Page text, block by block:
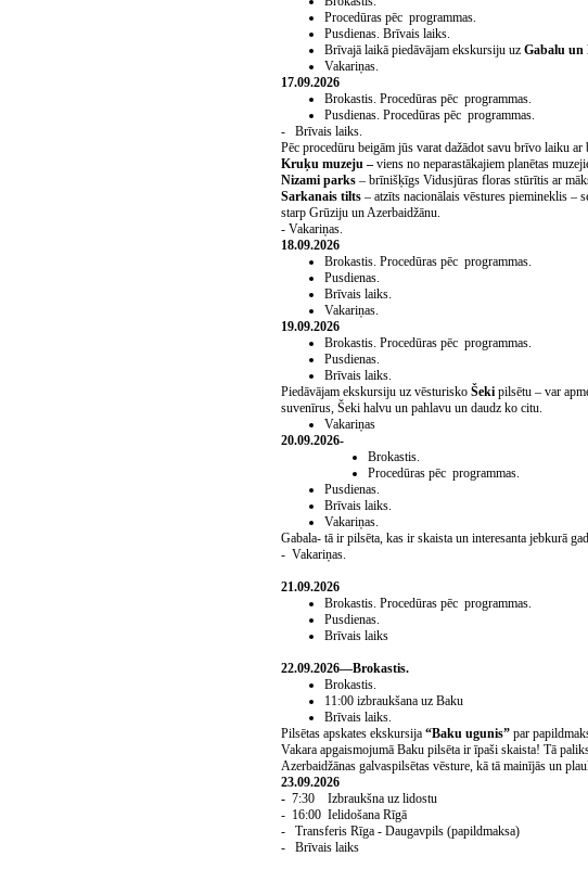
Procedūras pēc programmas.
Pusdienas. Brīvais laiks.
Brīvajā laikā piedāvājam ekskursiju uz Gabalu un
Vakariņas.
17.09.2026
Brokastis. Procedūras pēc programmas.
Pusdienas. Procedūras pēc programmas.
- Brīvais laiks.
Pēc procedūru beigām jūs varat dažādot savu brīvo laiku
Kruķu muzeju – viens no neparastākajiem planētas
Nizami parks – brīnišķīgs Vidusjūras floras stūrītis ar
Sarkanais tilts – atzīts nacionālais vēstures piemineklis –
starp Grūziju un Azerbaidžānu.
- Vakariņas.
18.09.2026
Brokastis. Procedūras pēc programmas.
Pusdienas.
Brīvais laiks.
Vakariņas.
19.09.2026
Brokastis. Procedūras pēc programmas.
Pusdienas.
Brīvais laiks.
Piedāvājam ekskursiju uz vēsturisko Šeki pilsētu – var
suvenīrus, Šeki halvu un pahlavu un daudz ko citu.
Vakariņas
20.09.2026-
Brokastis.
Procedūras pēc programmas.
Pusdienas.
Brīvais laiks.
Vakariņas.
Gabala- tā ir pilsēta, kas ir skaista un interesanta jebkurā
- Vakariņas.
21.09.2026
Brokastis. Procedūras pēc programmas.
Pusdienas.
Brīvais laiks
22.09.2026—Brokastis.
Brokastis.
11:00 izbraukšana uz Baku
Brīvais laiks.
Pilsētas apskates ekskursija “Baku ugunis” par
Vakara apgaismojumā Baku pilsēta ir īpaši skaista! Tā
Azerbaidžānas galvaspilsētas vēsture, kā tā mainījās un
23.09.2026
- 7:30 Izbraukšna uz lidostu
- 16:00 Ielidošana Rīgā
- Transferis Rīga - Daugavpils (papildmaksa)
- Brīvais laiks